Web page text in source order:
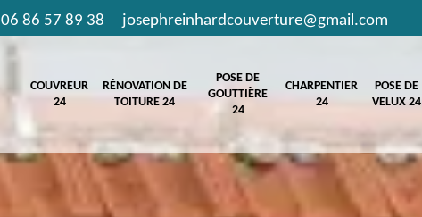
06 86 57 89 38 josephreinhardcouverture@gmail.com
COUVREUR
24
RÉNOVATION DE
TOITURE 24
POSE DE
GOUTTIÈRE
24
CHARPENTIER
24
POSE DE
VELUX 24